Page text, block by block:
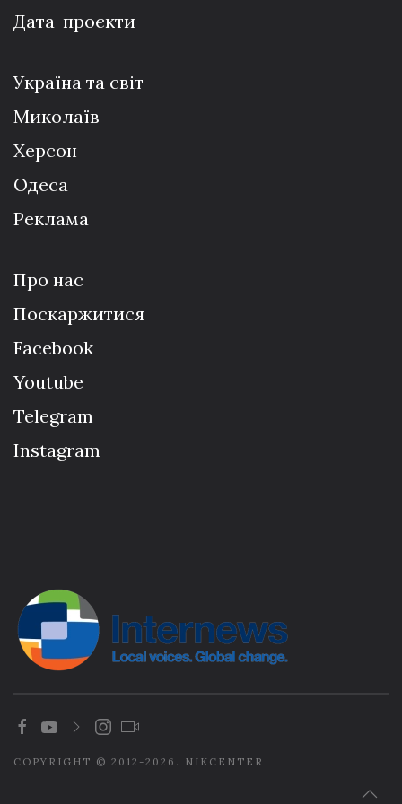
Дата-проєкти
Україна та світ
Миколаїв
Херсон
Одеса
Реклама
Про нас
Поскаржитися
Facebook
Youtube
Telegram
Instagram
COPYRIGHT © 2012-2026. NIKCENTER